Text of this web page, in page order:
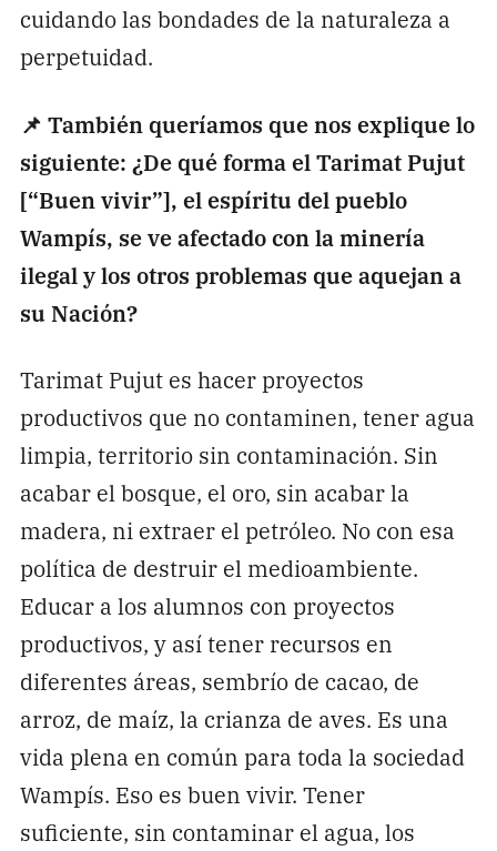
cuidando las bondades de la naturaleza a
perpetuidad.
📌 También queríamos que nos explique lo
siguiente: ¿De qué forma el Tarimat Pujut
[“Buen vivir”], el espíritu del pueblo
Wampís, se ve afectado con la minería
ilegal y los otros problemas que aquejan a
su Nación?
Tarimat Pujut es hacer proyectos
productivos que no contaminen, tener agua
limpia, territorio sin contaminación. Sin
acabar el bosque, el oro, sin acabar la
madera, ni extraer el petróleo. No con esa
política de destruir el medioambiente.
Educar a los alumnos con proyectos
productivos, y así tener recursos en
diferentes áreas, sembrío de cacao, de
arroz, de maíz, la crianza de aves. Es una
vida plena en común para toda la sociedad
Wampís. Eso es buen vivir. Tener
suficiente, sin contaminar el agua, los